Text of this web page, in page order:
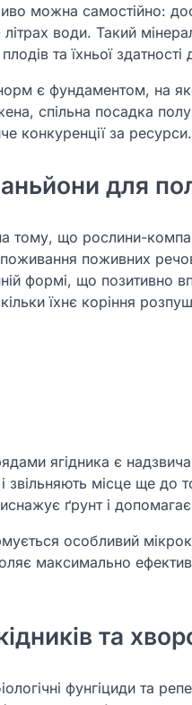
можна самостійно:
води. Такий
та їхньої
є фундаментом, на
спільна посадка
конкуренції за ресурси.
для
тому, що рослини-
споживання поживних
формі, що позитивно
їхнє коріння
ягідника є
звільняють місце ще до
ґрунт і
особливий
максимально
та
фунгіциди та